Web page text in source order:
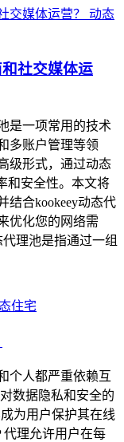
动态
社交媒体运
是一项常用的技术
多账户管理等领
级形式，通过动态
和安全性。本文将
结合kookeey动态代
优化您的网络需
理池是指通过一组
住宅
个人都严重依赖互
数据隐私和安全的
为用户保护其在线
代理允许用户在每